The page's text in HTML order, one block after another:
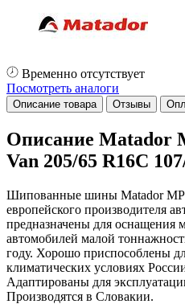
Временно отсутствует
Посмотреть аналоги
Описание товара Отзывы
Описание Matador
Van 205/65 R16C
Шипованные шины Matador
европейского производителя
предназначены для оснащения
автомобилей малой
году. Хорошо приспособлены
климатических условиях
Адаптированы для
Производятся в Словакии.